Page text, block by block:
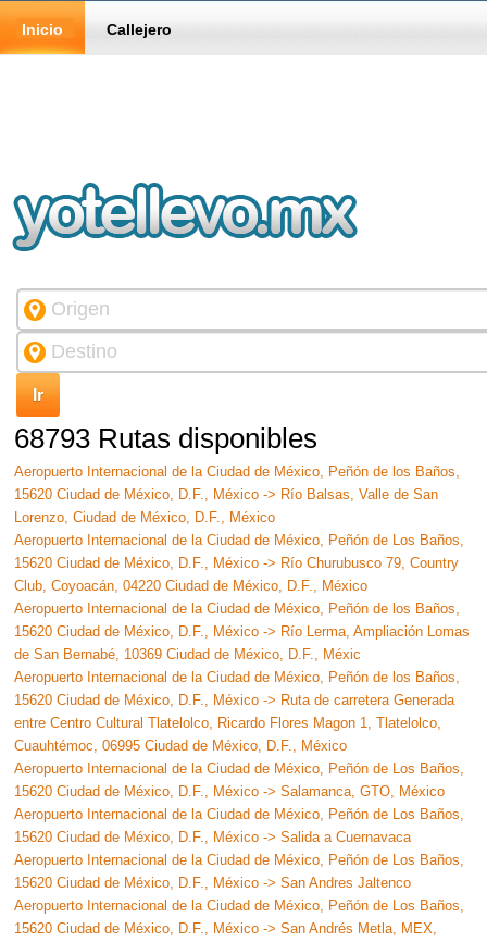
Inicio Callejero
68793 Rutas disponibles
Aeropuerto Internacional de la Ciudad de México, Peñón de los Baños,
15620 Ciudad de México, D.F., México -> Río Balsas, Valle de San
Lorenzo, Ciudad de México, D.F., México
Aeropuerto Internacional de la Ciudad de México, Peñón de Los Baños,
15620 Ciudad de México, D.F., México -> Río Churubusco 79, Country
Club, Coyoacán, 04220 Ciudad de México, D.F., México
Aeropuerto Internacional de la Ciudad de México, Peñón de los Baños,
15620 Ciudad de México, D.F., México -> Río Lerma, Ampliación Lomas
de San Bernabé, 10369 Ciudad de México, D.F., Méxic
Aeropuerto Internacional de la Ciudad de México, Peñón de los Baños,
15620 Ciudad de México, D.F., México -> Ruta de carretera Generada
entre Centro Cultural Tlatelolco, Ricardo Flores Magon 1, Tlatelolco,
Cuauhtémoc, 06995 Ciudad de México, D.F., México
Aeropuerto Internacional de la Ciudad de México, Peñón de Los Baños,
15620 Ciudad de México, D.F., México -> Salamanca, GTO, México
Aeropuerto Internacional de la Ciudad de México, Peñón de Los Baños,
15620 Ciudad de México, D.F., México -> Salida a Cuernavaca
Aeropuerto Internacional de la Ciudad de México, Peñón de Los Baños,
15620 Ciudad de México, D.F., México -> San Andres Jaltenco
Aeropuerto Internacional de la Ciudad de México, Peñón de Los Baños,
15620 Ciudad de México, D.F., México -> San Andrés Metla, MEX,